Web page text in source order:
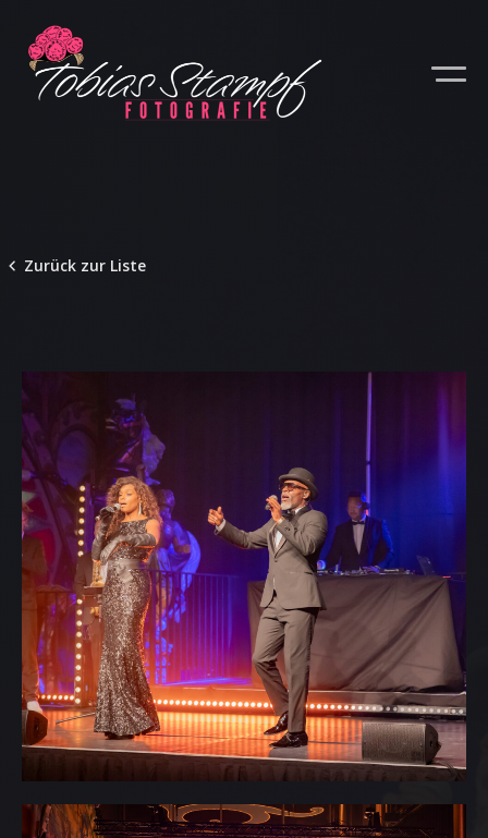
Zurück zur Liste